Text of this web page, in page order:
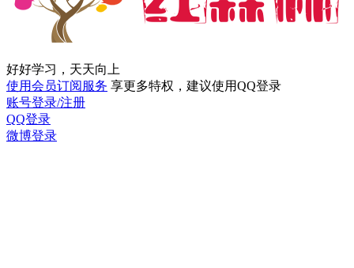
好好学习，天天向上
使用会员订阅服务 享更多特权，建议使用QQ登录
账号登录/注册
QQ登录
微博登录